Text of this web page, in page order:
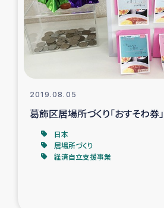
ジェクト
復興支援事業
民際教育事業
2019.08.05
葛飾区居場所づくり「おすそわ券」
日本
居場所づくり
経済自立支援事業